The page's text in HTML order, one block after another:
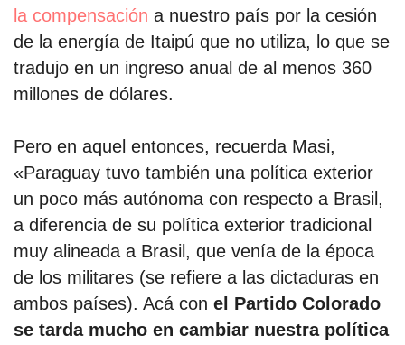
la compensación a nuestro país por la cesión
de la energía de Itaipú que no utiliza, lo que se
tradujo en un ingreso anual de al menos 360
millones de dólares.
Pero en aquel entonces, recuerda Masi,
«Paraguay tuvo también una política exterior
un poco más autónoma con respecto a Brasil,
a diferencia de su política exterior tradicional
muy alineada a Brasil, que venía de la época
de los militares (se refiere a las dictaduras en
ambos países). Acá con el Partido Colorado
se tarda mucho en cambiar nuestra política